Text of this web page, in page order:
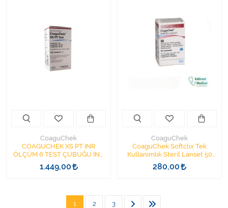
CoaguChek
COAGUCHEK XS PT INR
ÖLÇÜM 6 TEST ÇUBUĞU INR
SKT:2027-07-31
1.449,00
CoaguChek
CoaguChek Softclix Tek
Kullanımlık Steril Lanset 50
Adet
280,00
1 2 3